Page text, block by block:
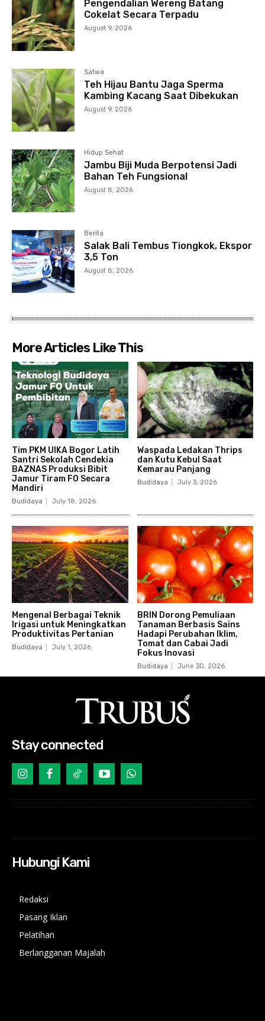
Pengendalian Wereng Batang
Cokelat Secara Terpadu
August 9, 2026
Satwa
Teh Hijau Bantu Jaga Sperma
Kambing Kacang Saat Dibekukan
August 9, 2026
Hidup Sehat
Jambu Biji Muda Berpotensi Jadi
Bahan Teh Fungsional
August 8, 2026
Berita
Salak Bali Tembus Tiongkok, Ekspor
3,5 Ton
August 8, 2026
More Articles Like This
Tim PKM UIKA Bogor Latih
Santri Sekolah Cendekia
BAZNAS Produksi Bibit
Jamur Tiram F0 Secara
Mandiri
Budidaya July 18, 2026
Waspada Ledakan Thrips
dan Kutu Kebul Saat
Kemarau Panjang
Budidaya July 3, 2026
Mengenal Berbagai Teknik
Irigasi untuk Meningkatkan
Produktivitas Pertanian
Budidaya July 1, 2026
BRIN Dorong Pemuliaan
Tanaman Berbasis Sains
Hadapi Perubahan Iklim,
Tomat dan Cabai Jadi
Fokus Inovasi
Budidaya June 30, 2026
Stay connected
Hubungi Kami
Redaksi
Pasang Iklan
Pelatihan
Berlangganan Majalah